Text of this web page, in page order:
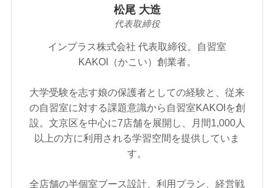
松尾 大造
代表取締役
インプラス株式会社 代表取締役。自習室
KAKOI（かこい）創業者。
大学受験を志す娘の保護者としての経験と、従来
の自習室に対する課題意識から自習室KAKOIを創
設。文京区を中心に7店舗を展開し、月間1,000人
以上の方に利用される学習空間を提供していま
す。
全店舗の半個室ブース設計、利用プラン、経営戦